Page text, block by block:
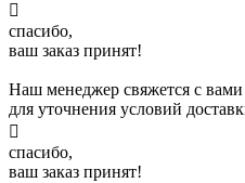

спасибо,
ваш заказ принят!
Наш менеджер свяжется с
для уточнения условий

спасибо,
ваш заказ принят!